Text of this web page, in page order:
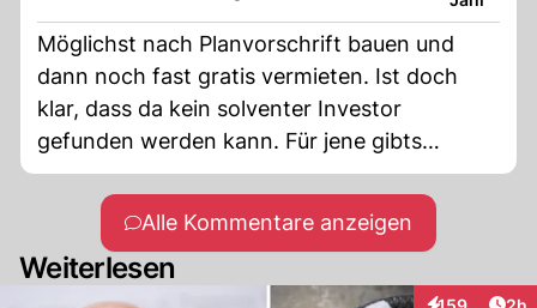
Möglichst nach Planvorschrift bauen und
dann noch fast gratis vermieten. Ist doch
klar, dass da kein solventer Investor
gefunden werden kann. Für jene gibts
attraktivere Investitionen ausserhalb der
ständigen Diskussionen um Bauvorschriften,
Miete, Renovation und Mieterschutz
Alle Kommentare anzeigen
Weiterlesen